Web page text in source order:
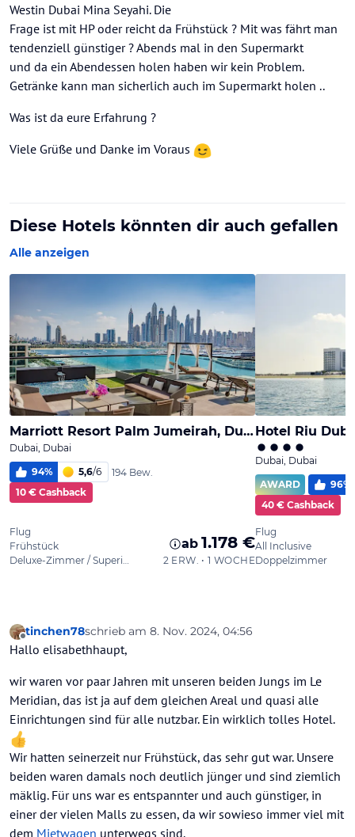
Westin Dubai Mina Seyahi. Die
Frage ist mit HP oder reicht da Frühstück ? Mit was fährt man
tendenziell günstiger ? Abends mal in den Supermarkt
und da ein Abendessen holen haben wir kein Problem.
Getränke kann man sicherlich auch im Supermarkt holen ..
Was ist da eure Erfahrung ?
Viele Grüße und Danke im Voraus
Offline
tinchen78schrieb am 8. Nov. 2024, 04:56
zuletzt editiert von
Hallo elisabethhaupt,
wir waren vor paar Jahren mit unseren beiden Jungs im Le
Meridian, das ist ja auf dem gleichen Areal und quasi alle
Einrichtungen sind für alle nutzbar. Ein wirklich tolles Hotel.
Wir hatten seinerzeit nur Frühstück, das sehr gut war. Unsere
beiden waren damals noch deutlich jünger und sind ziemlich
mäklig. Für uns war es entspannter und auch günstiger, in
einer der vielen Malls zu essen, da wir sowieso immer viel mit
dem Mietwagen unterwegs sind.